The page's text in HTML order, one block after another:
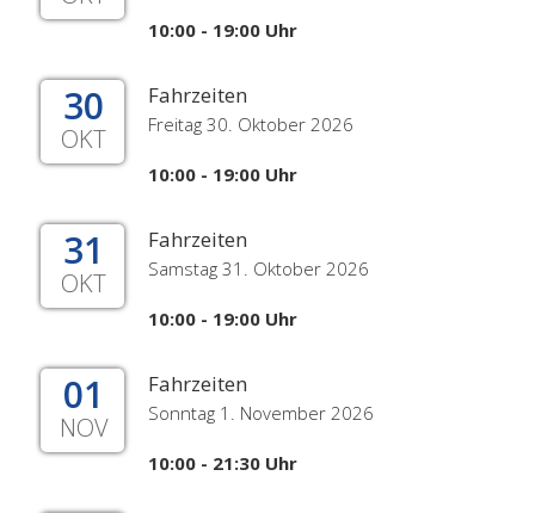
10:00 - 19:00 Uhr
30
OKT
Fahrzeiten
Freitag 30. Oktober 2026
10:00 - 19:00 Uhr
31
OKT
Fahrzeiten
Samstag 31. Oktober 2026
10:00 - 19:00 Uhr
01
NOV
Fahrzeiten
Sonntag 1. November 2026
10:00 - 21:30 Uhr